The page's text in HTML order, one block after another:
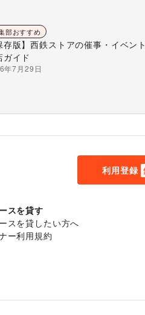
部おすすめ
存版】西鉄ストアの催事・イベント
ガイド
年7月29日
利用登録
スを貸す
スを貸したい方へ
ー利用規約